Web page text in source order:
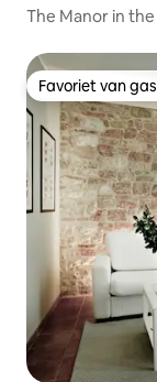
The Manor in the
Favoriet van
Favoriet van